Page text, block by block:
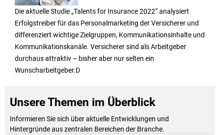
Die aktuelle Studie „Talents for Insurance 2022“ analysiert
Erfolgstreiber für das Personalmarketing der Versicherer und
differenziert wichtige Zielgruppen, Kommunikationsinhalte und
Kommunikationskanäle. Versicherer sind als Arbeitgeber
durchaus attraktiv – bisher aber nur selten ein
Wunscharbeitgeber.D
Unsere Themen im Überblick
Informieren Sie sich über aktuelle Entwicklungen und
Hintergründe aus zentralen Bereichen der Branche.